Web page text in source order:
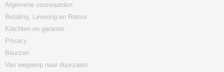
Algemene voorwaarden
Betaling, Levering en Retour
Klachten en garantie
Privacy
Beurzen
Van wegwerp naar duurzaam